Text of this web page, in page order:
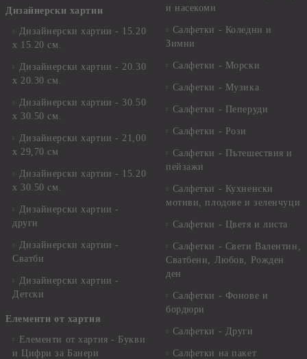
Дизайнерски хартии
Дизайнерски хартии - 15.20
х 15.20 см.
Дизайнерски хартии - 20.30
х 20.30 см.
Дизайнерски хартии - 30.50
х 30.50 см.
Дизайнерски хартии - 21,00
х 29,70 см
Дизайнерски хартии - 15.20
x 30.50 см.
Дизайнерски хартии -
други
Дизайнерски хартии -
Сватби
Дизайнерски хартии -
Детски
Елементи от хартия
Елементи от хартия - Букви
и Цифри за Банери
и насекоми
Салфетки - Коледни и
Зимни
Салфетки - Морски
Салфетки - Музика
Салфетки - Пеперуди
Салфетки - Рози
Салфетки - Пътешествия и
пейзажи
Салфетки - Кухненски
мотиви, плодове и зеленчуци
Салфетки - Цветя и листа
Салфетки - Свети Валентин,
Сватбени, Любов, Рожден
ден
Салфетки - Фонове и
бордюри
Салфетки - Други
Салфетки на пакет